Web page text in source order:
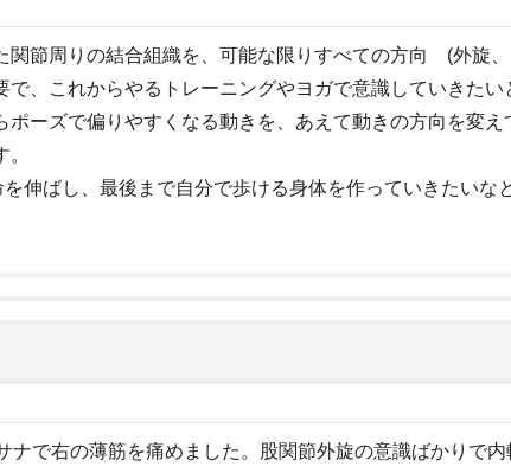
関節周りの結合組織を、可能な限りすべての方向 (外旋
、これからやるトレーニングやヨガで意識していきたい
ポーズで偏りやすくなる動きを、あえて動きの方向を変
伸ばし、最後まで自分で歩ける身体を作っていきたいな
で右の薄筋を痛めました。股関節外旋の意識ばかりで